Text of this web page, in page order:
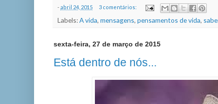
-abril 24, 2015 3 comentários:
Labels:A vida, mensagens, pensamentos de vida,
sexta-feira, 27 de março de 2015
Está dentro de nós...